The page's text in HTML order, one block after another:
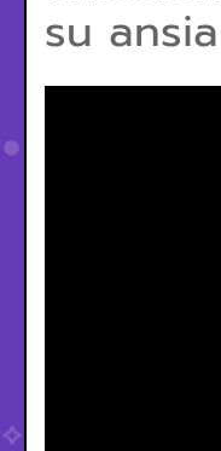
su